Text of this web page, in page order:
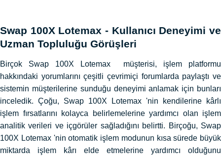
Swap 100X Lotemax - Kullanıcı Deneyimi ve
Uzman Topluluğu Görüşleri
Birçok Swap 100X Lotemax müşterisi, işlem platformu
hakkındaki yorumlarını çeşitli çevrimiçi forumlarda paylaştı ve
sistemin müşterilerine sunduğu deneyimi anlamak için bunları
inceledik. Çoğu, Swap 100X Lotemax 'nin kendilerine kârlı
işlem fırsatlarını kolayca belirlemelerine yardımcı olan işlem
analitik verileri ve içgörüler sağladığını belirtti. Birçoğu, Swap
100X Lotemax 'nin otomatik işlem modunun kısa sürede büyük
miktarda işlem kârı elde etmelerine yardımcı olduğunu